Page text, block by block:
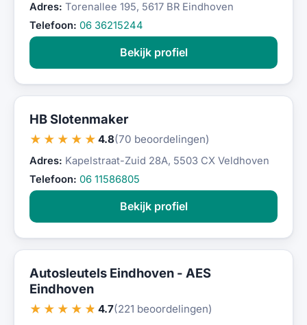
Adres: Torenallee 195, 5617 BR Eindhoven
Telefoon: 06 36215244
Bekijk profiel
HB Slotenmaker
★★★★★ 4.8(70 beoordelingen)
Adres: Kapelstraat-Zuid 28A, 5503 CX Veldhoven
Telefoon: 06 11586805
Bekijk profiel
Autosleutels Eindhoven - AES
Eindhoven
★★★★★ 4.7(221 beoordelingen)